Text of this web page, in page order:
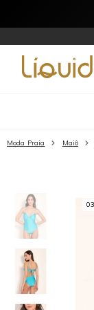
Moda Praia Maiô